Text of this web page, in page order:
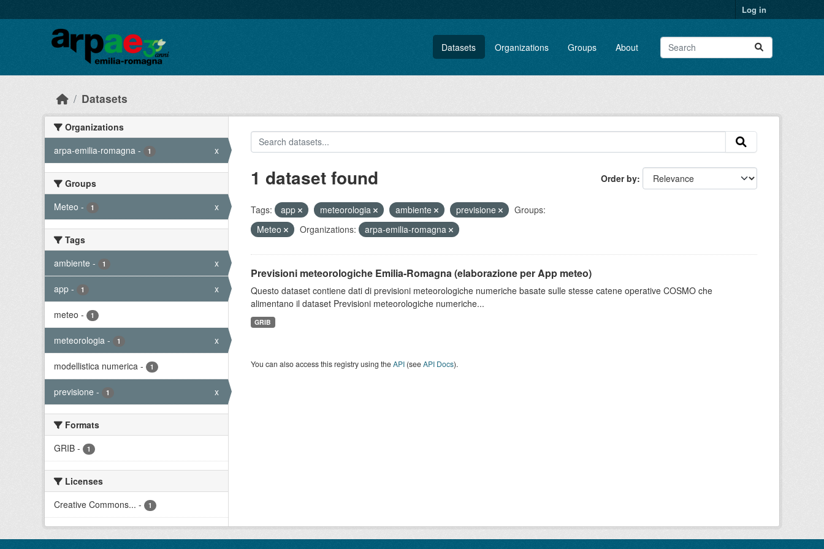
Log in
Datasets Organizations Groups About
Datasets
Organizations
arpa-emilia-romagna - 1 x
Groups
Meteo - 1 x
Tags
ambiente - 1 x
app - 1 x
meteo - 1
meteorologia - 1 x
modellistica numerica - 1
previsione - 1 x
Formats
GRIB - 1
Licenses
Creative Commons... - 1
Order by
1 dataset found
Tags: app meteorologia ambiente previsione
Groups:
Meteo
Organizations: arpa-emilia-romagna
Previsioni meteorologiche Emilia-Romagna (elaborazione per App meteo)
Questo dataset contiene dati di previsioni meteorologiche numeriche basate sulle stesse catene operative COSMO che
alimentano il dataset Previsioni meteorologiche numeriche...
GRIB
You can also access this registry using theAPI(seeAPI Docs).